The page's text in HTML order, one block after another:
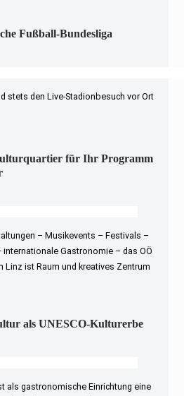
Fußball-Bundesliga
stets den Live-Stadionbesuch vor Ort
für Ihr Programm
– Musikevents – Festivals –
Gastronomie – das OÖ
Linz ist Raum und kreatives Zentrum
als UNESCO-Kulturerbe
als gastronomische Einrichtung eine